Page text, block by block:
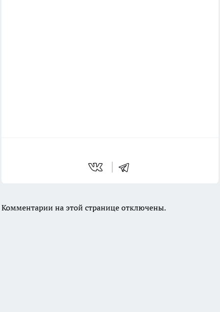
Комментарии на этой странице отключены.